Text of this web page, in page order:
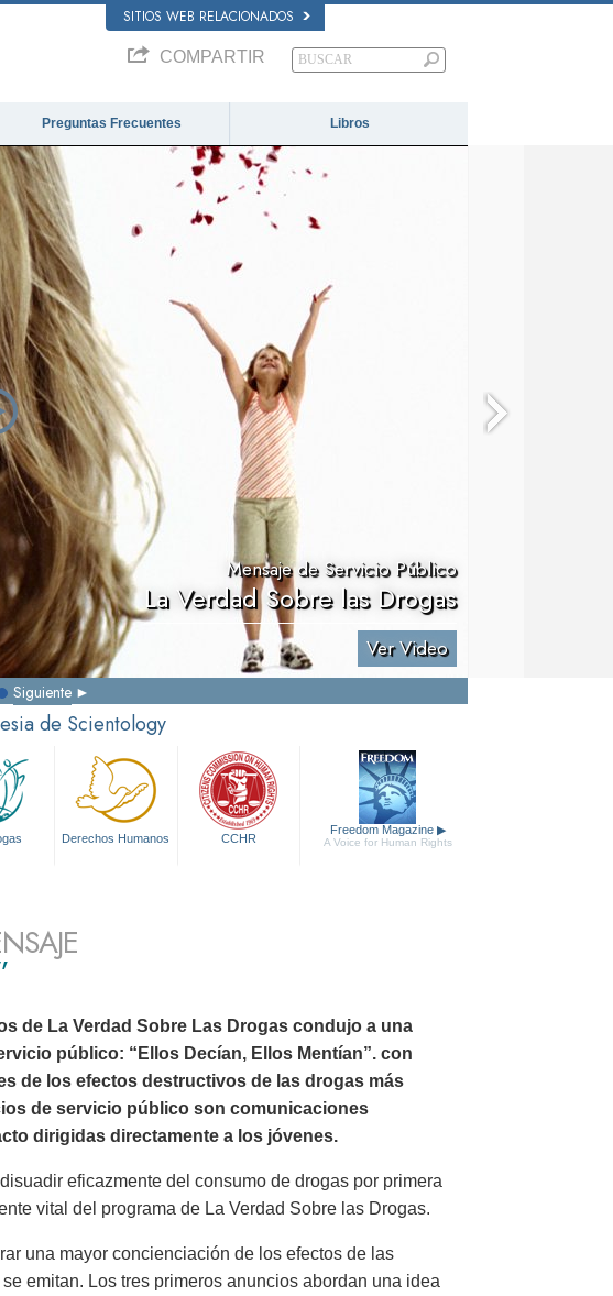
SITIOS WEB RELACIONADOS
COMPARTIR
Preguntas Frecuentes Libros
Mensaje de Servicio Público
La Verdad Sobre las Drogas
Ver Video
Siguiente
de Scientology
Derechos Humanos CCHR
Freedom Magazine ▶
A Voice for Human Rights
de La Verdad Sobre Las Drogas condujo a una
público: “Ellos Decían, Ellos Mentían”. con
de los efectos destructivos de las drogas más
de servicio público son comunicaciones
dirigidas directamente a los jóvenes.
eficazmente del consumo de drogas por primera
vital del programa de La Verdad Sobre las Drogas.
una mayor concienciación de los efectos de las
emitan. Los tres primeros anuncios abordan una idea